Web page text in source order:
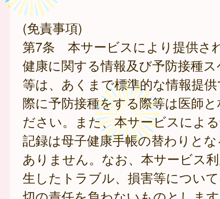
(免責事項)
第7条 本サービスにより提供さ
健康に関する情報及び予防接種
等は、あくまで標準的な情報提
際に予防接種をする際等は医師
ださい。また、本サービスによ
記録は母子健康手帳の替わりと
ありません。なお、本サービス
生したトラブル、損害等につい